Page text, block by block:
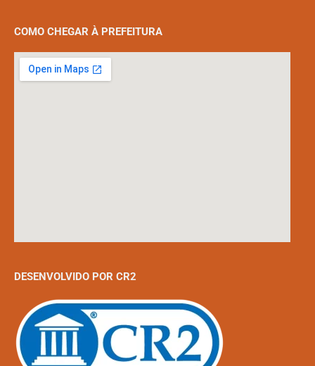
COMO CHEGAR À PREFEITURA
DESENVOLVIDO POR CR2